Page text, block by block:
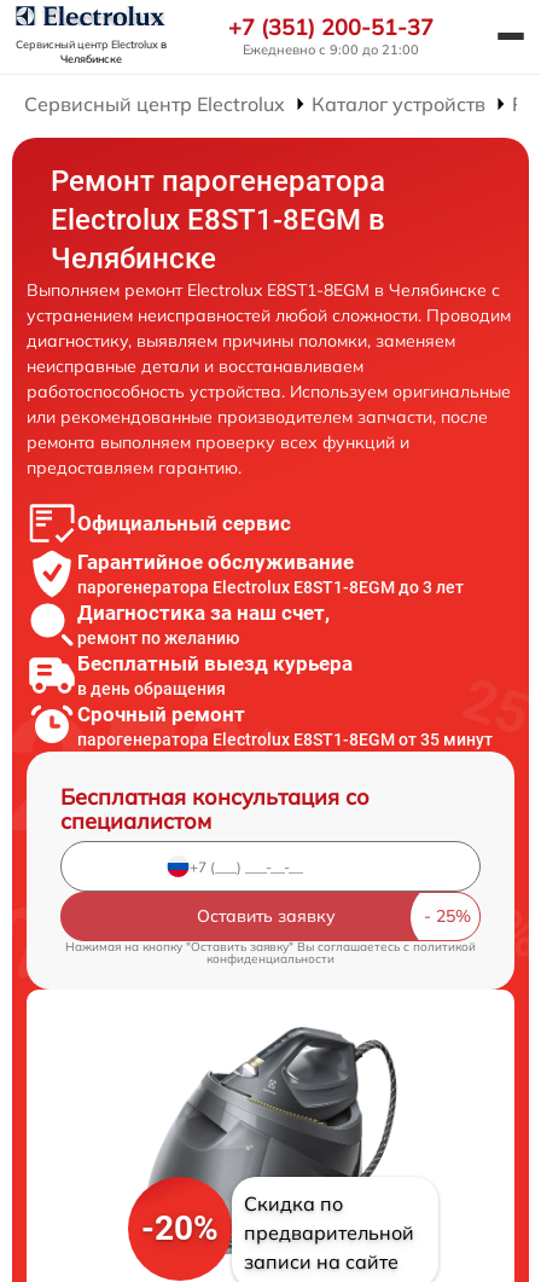
Сервисный центр Electroluxв
Челябинске
+7 (351) 200-51-37
Ежедневно с 9:00 до 21:00
Сервисный центр Electrolux Каталог устройств
Ремонт парогенератора
Electrolux E8ST1-8EGM в
Челябинске
Выполняем ремонт Electrolux E8ST1-8EGM в Челябинске с
устранением неисправностей любой сложности. Проводим
диагностику, выявляем причины поломки, заменяем
неисправные детали и восстанавливаем
работоспособность устройства. Используем оригинальные
или рекомендованные производителем запчасти, после
ремонта выполняем проверку всех функций и
предоставляем гарантию.
Официальный сервис
Гарантийное обслуживание
парогенератора Electrolux E8ST1-8EGM до 3 лет
Диагностика за наш счет,
ремонт по желанию
Бесплатный выезд курьера
в день обращения
Срочный ремонт
парогенератора Electrolux E8ST1-8EGM от 35 минут
Бесплатная консультация со
специалистом
Оставить заявку
Нажимая на кнопку "Оставить заявку" Вы соглашаетесь c политикой
конфиденциальности
-20%
Скидка по
предварительной
записи на сайте